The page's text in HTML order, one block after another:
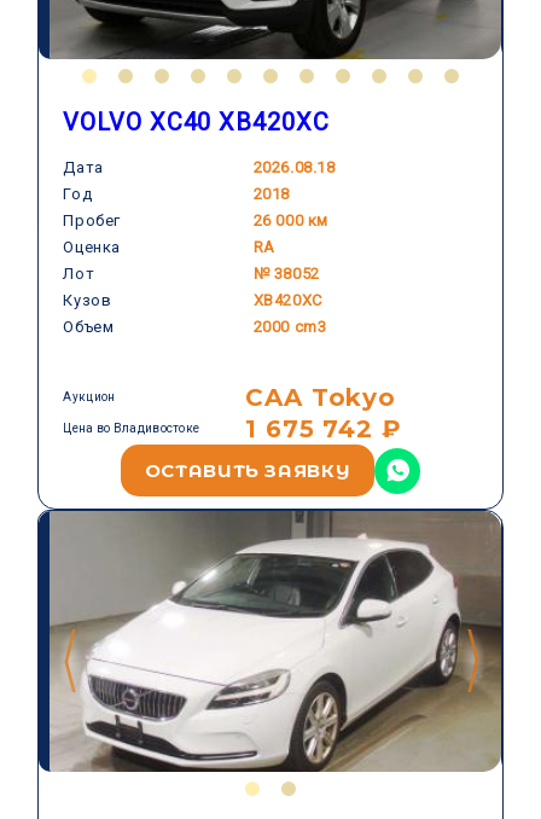
VOLVO XC40 XB420XC
Дата
2026.08.18
Год
2018
Пробег
26 000 км
Оценка
RA
Лот
№ 38052
Кузов
XB420XC
Объем
2000 cm3
VOLVO
CAA Tokyo
Аукцион
1 675 742 ₽
Цена во Владивостоке
ОСТАВИТЬ ЗАЯВКУ